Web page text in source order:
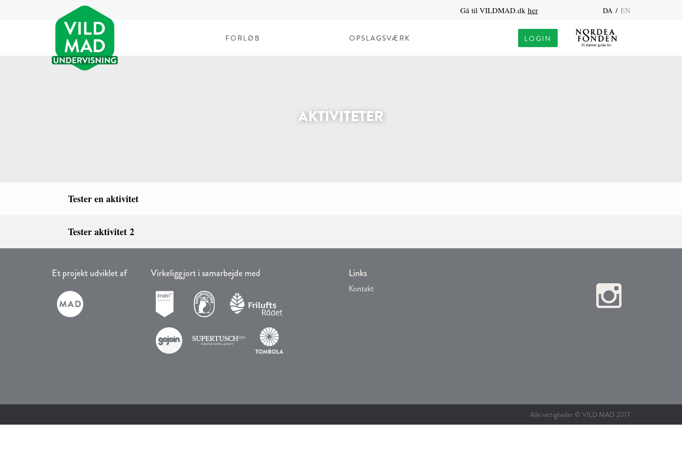
DA / EN
Gå til VILDMAD.dk her
FORLØB OPSLAGSVÆRK LOGIN
AKTIVITETER
Tester en aktivitet
Tester aktivitet 2
Et projekt udviklet af Virkeliggjort i samarbejde med Links
Kontakt
Alle rettigheder © VILD MAD 2017